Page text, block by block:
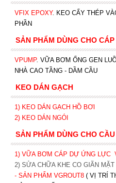
VFIX EPOXY. KEO CẤY THÉP
PHẦN
SẢN PHẨM DÙNG CHO
VPUMP. VỮA BƠM ỐNG GEN
NHÀ CAO TẦNG - DẦM CẦU
KEO DÁN GẠCH
1) KEO DÁN GẠCH HỒ BƠI
2) KEO DÁN NGÓI
SẢN PHẨM DÙNG CHO
1) VỮA BƠM CÁP DỰ ỨNG LỰC
2) SỬA CHỮA KHE CO GIÃN
- SẢN PHẨM VGROUT8 ( VỊ TRÍ